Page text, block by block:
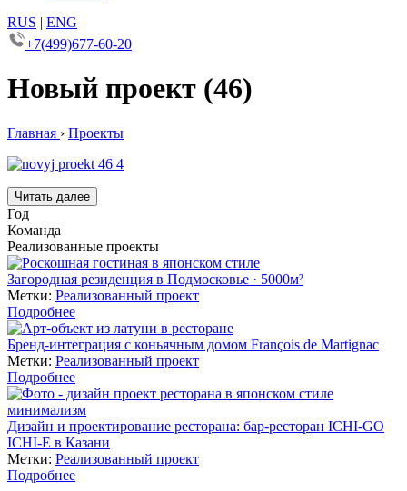
RUS | ENG
+7(499)677-60-20
Новый проект (46)
Главная › Проекты
Читать далее
Год
Команда
Реализованные проекты
Загородная резиденция в Подмосковье · 5000м²
Метки: Реализованный проект
Подробнее
Бренд-интеграция с коньячным домом François de Martignac
Метки: Реализованный проект
Подробнее
Дизайн и проектирование ресторана: бар-ресторан ICHI-GO
ICHI-E в Казани
Метки: Реализованный проект
Подробнее